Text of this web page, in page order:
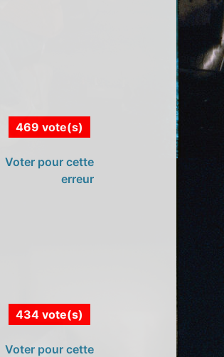
469 vote(s)
Voter pour cette
erreur
434 vote(s)
Voter pour cette